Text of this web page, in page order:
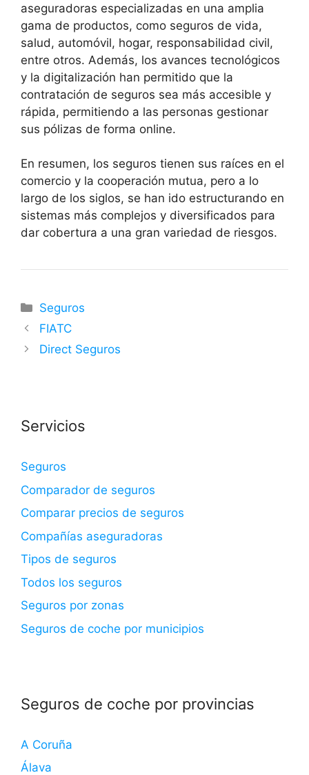
aseguradoras especializadas en una amplia
gama de productos, como seguros de vida,
salud, automóvil, hogar, responsabilidad civil,
entre otros. Además, los avances tecnológicos
y la digitalización han permitido que la
contratación de seguros sea más accesible y
rápida, permitiendo a las personas gestionar
sus pólizas de forma online.
En resumen, los seguros tienen sus raíces en el
comercio y la cooperación mutua, pero a lo
largo de los siglos, se han ido estructurando en
sistemas más complejos y diversificados para
dar cobertura a una gran variedad de riesgos.
Categorías
Seguros
FIATC
Direct Seguros
Servicios
Seguros
Comparador de seguros
Comparar precios de seguros
Compañías aseguradoras
Tipos de seguros
Todos los seguros
Seguros por zonas
Seguros de coche por municipios
Seguros de coche por provincias
A Coruña
Álava